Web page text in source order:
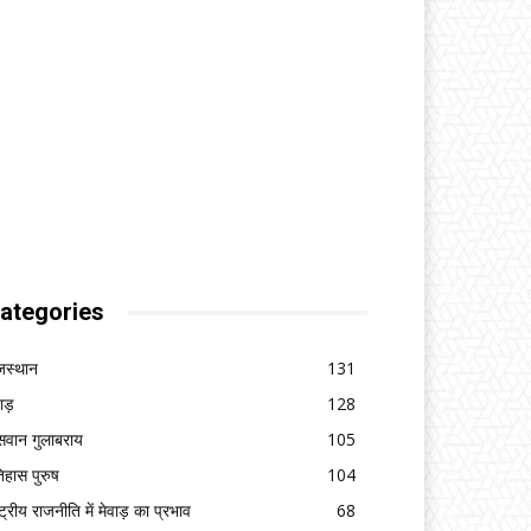
131
128
गुलाबराय
105
पुरुष
104
राजनीति में मेवाड़ का प्रभाव
68